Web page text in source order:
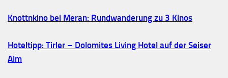
Knottnkino bei Meran: Rundwanderung zu 3 Kinos
Hoteltipp: Tirler – Dolomites Living Hotel auf der Seiser
Alm